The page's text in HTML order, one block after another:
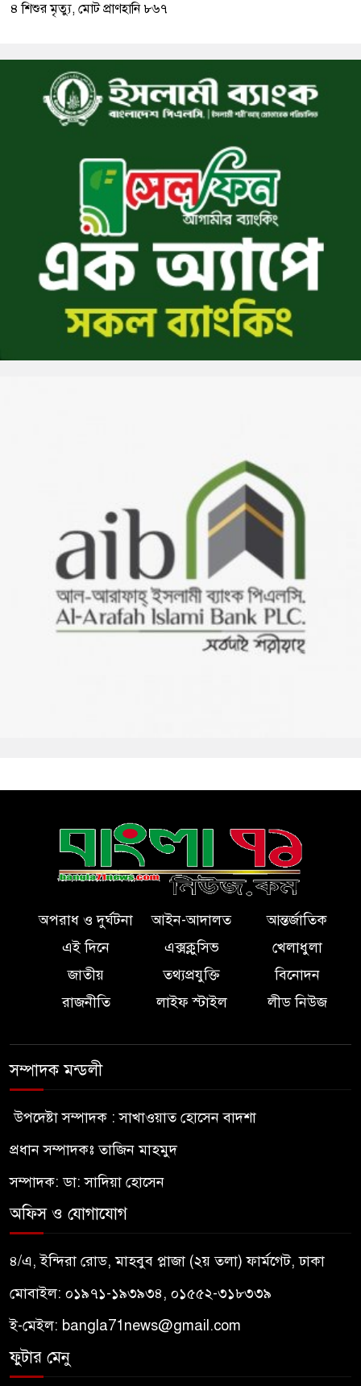
৪ শিশুর মৃত্যু, মোট প্রাণহানি ৮৬৭
অপরাধ ও দুর্ঘটনা আইন-আদালত
আন্তর্জাতিক
এই দিনে
এক্সক্লুসিভ
খেলাধুলা
জাতীয়
তথ্যপ্রযুক্তি
বিনোদন
রাজনীতি
লাইফ স্টাইল লীড নিউজ
সম্পাদক মন্ডলী
উপদেষ্টা সম্পাদক : সাখাওয়াত হোসেন বাদশা
প্রধান সম্পাদকঃ তাজিন মাহমুদ
সম্পাদক: ডা: সাদিয়া হোসেন
অফিস ও যোগাযোগ
৪/এ, ইন্দিরা রোড, মাহবুব প্লাজা (২য় তলা) ফার্মগেট, ঢাকা
মোবাইল: ০১৯৭১-১৯৩৯৩৪, ০১৫৫২-৩১৮৩৩৯
ই-মেইল: bangla71news@gmail.com
ফুটার মেনু